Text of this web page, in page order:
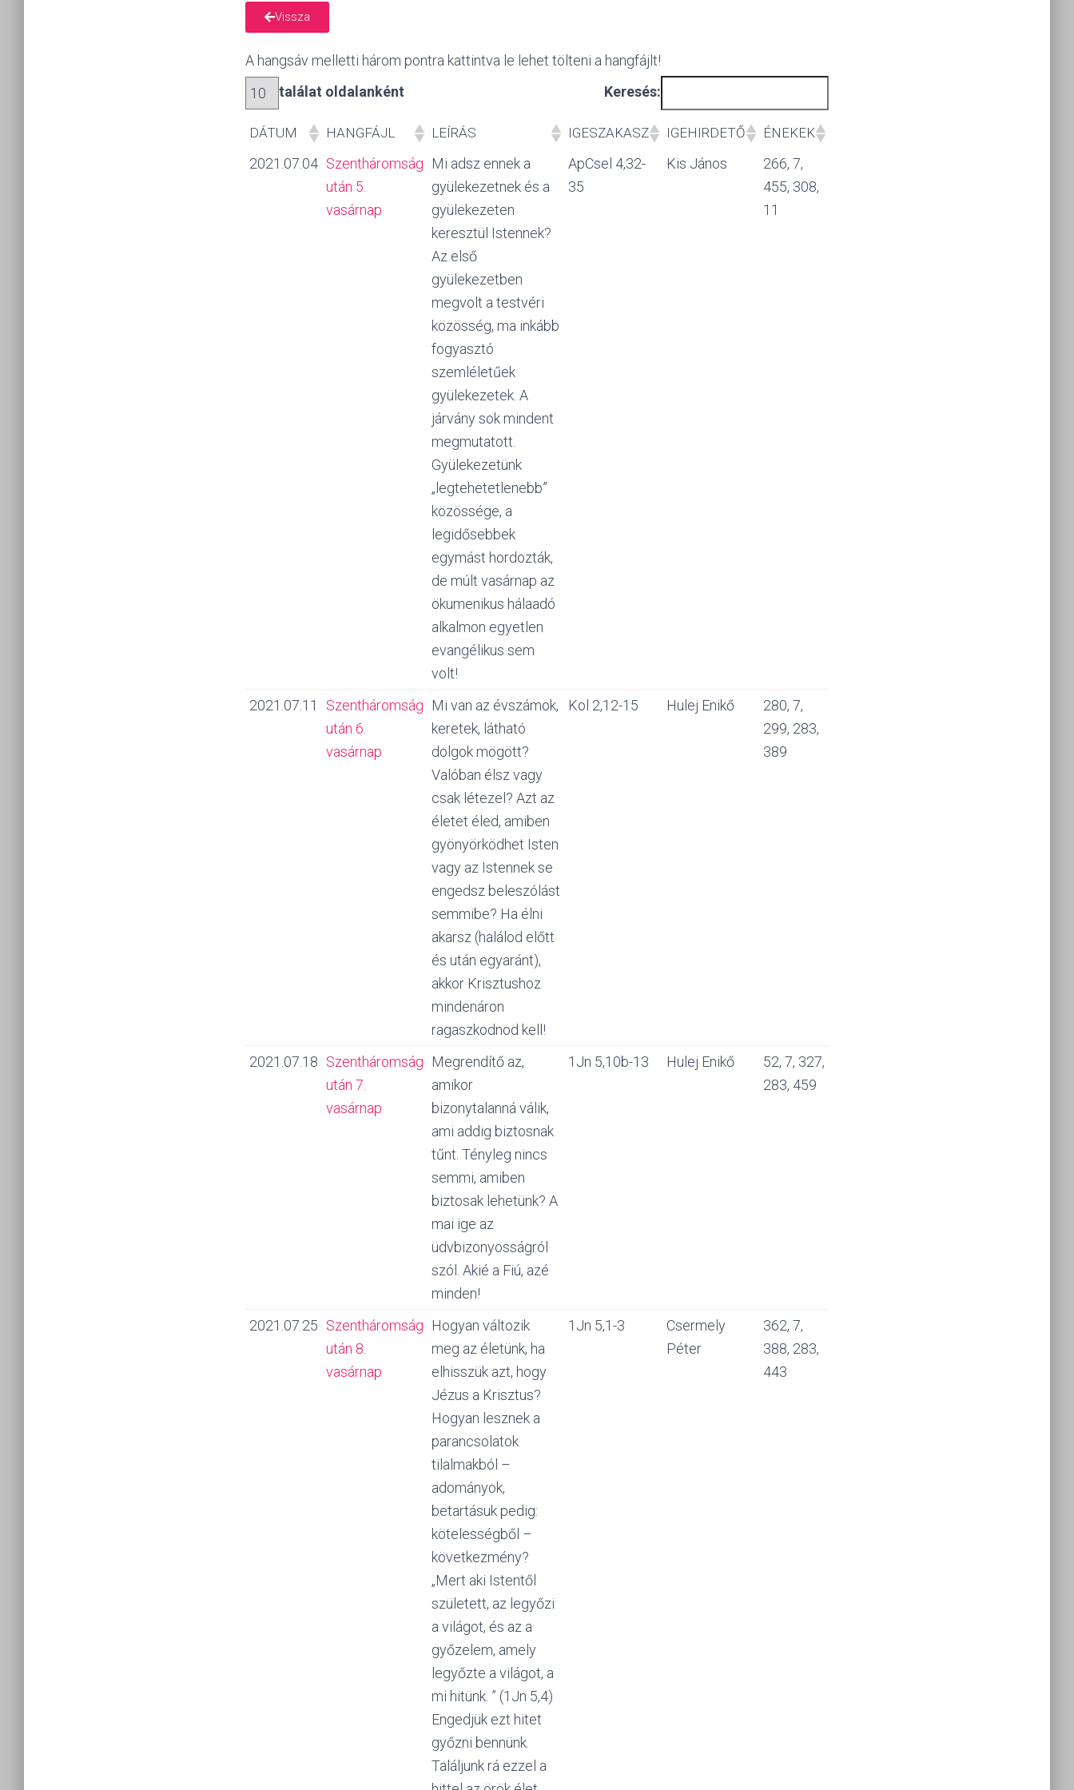
Vissza
A hangsáv melletti három pontra kattintva le lehet tölteni a hangfájlt!
találat oldalanként
Keresés:
DÁTUM HANGFÁJL LEÍRÁS IGESZAKASZ IGEHIRDETŐ ÉNEKEK
2021.07.04 Szentháromság
után 5.
vasárnap
Mi adsz ennek a
gyülekezetnek és a
gyülekezeten
keresztül Istennek?
Az első
gyülekezetben
megvolt a testvéri
közösség, ma inkább
fogyasztó
szemléletűek
gyülekezetek. A
járvány sok mindent
megmutatott.
Gyülekezetünk
„legtehetetlenebb”
közössége, a
legidősebbek
egymást hordozták,
de múlt vasárnap az
ökumenikus hálaadó
alkalmon egyetlen
evangélikus sem
volt!
ApCsel 4,32-
35
Kis János
266, 7,
455, 308,
11
2021.07.11
Szentháromság
után 6.
vasárnap
Mi van az évszámok,
keretek, látható
dolgok mögött?
Valóban élsz vagy
csak létezel? Azt az
életet éled, amiben
gyönyörködhet Isten
vagy az Istennek se
engedsz beleszólást
semmibe? Ha élni
akarsz (halálod előtt
és után egyaránt),
akkor Krisztushoz
mindenáron
ragaszkodnod kell!
Kol 2,12-15 Hulej Enikő
280, 7,
299, 283,
389
2021.07.18 Szentháromság
után 7.
vasárnap
Megrendítő az,
amikor
bizonytalanná válik,
ami addig biztosnak
tűnt. Tényleg nincs
semmi, amiben
biztosak lehetünk? A
mai ige az
üdvbizonyosságról
szól. Akié a Fiú, azé
minden!
1Jn 5,10b-13 Hulej Enikő
52, 7, 327,
283, 459
2021.07.25 Szentháromság
után 8.
vasárnap
Hogyan változik
meg az életünk, ha
elhisszük azt, hogy
Jézus a Krisztus?
Hogyan lesznek a
parancsolatok
tilalmakból –
adományok,
betartásuk pedig:
kötelességből –
következmény?
„Mert aki Istentől
született, az legyőzi
a világot, és az a
győzelem, amely
legyőzte a világot, a
mi hitünk. ” (1Jn 5,4)
Engedjük ezt hitet
győzni bennünk.
Találjunk rá ezzel a
1Jn 5,1-3
Csermely
Péter
362, 7,
388, 283,
443